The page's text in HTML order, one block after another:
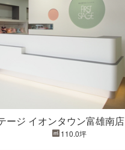
ージ イオンタウン富雄南店
110.0坪